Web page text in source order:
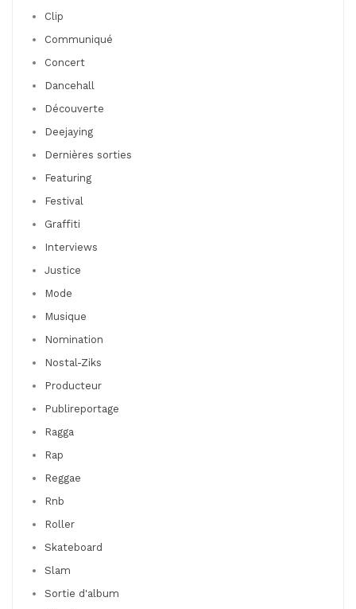
Clip
Communiqué
Concert
Dancehall
Découverte
Deejaying
Dernières sorties
Featuring
Festival
Graffiti
Interviews
Justice
Mode
Musique
Nomination
Nostal-Ziks
Producteur
Publireportage
Ragga
Rap
Reggae
Rnb
Roller
Skateboard
Slam
Sortie d'album